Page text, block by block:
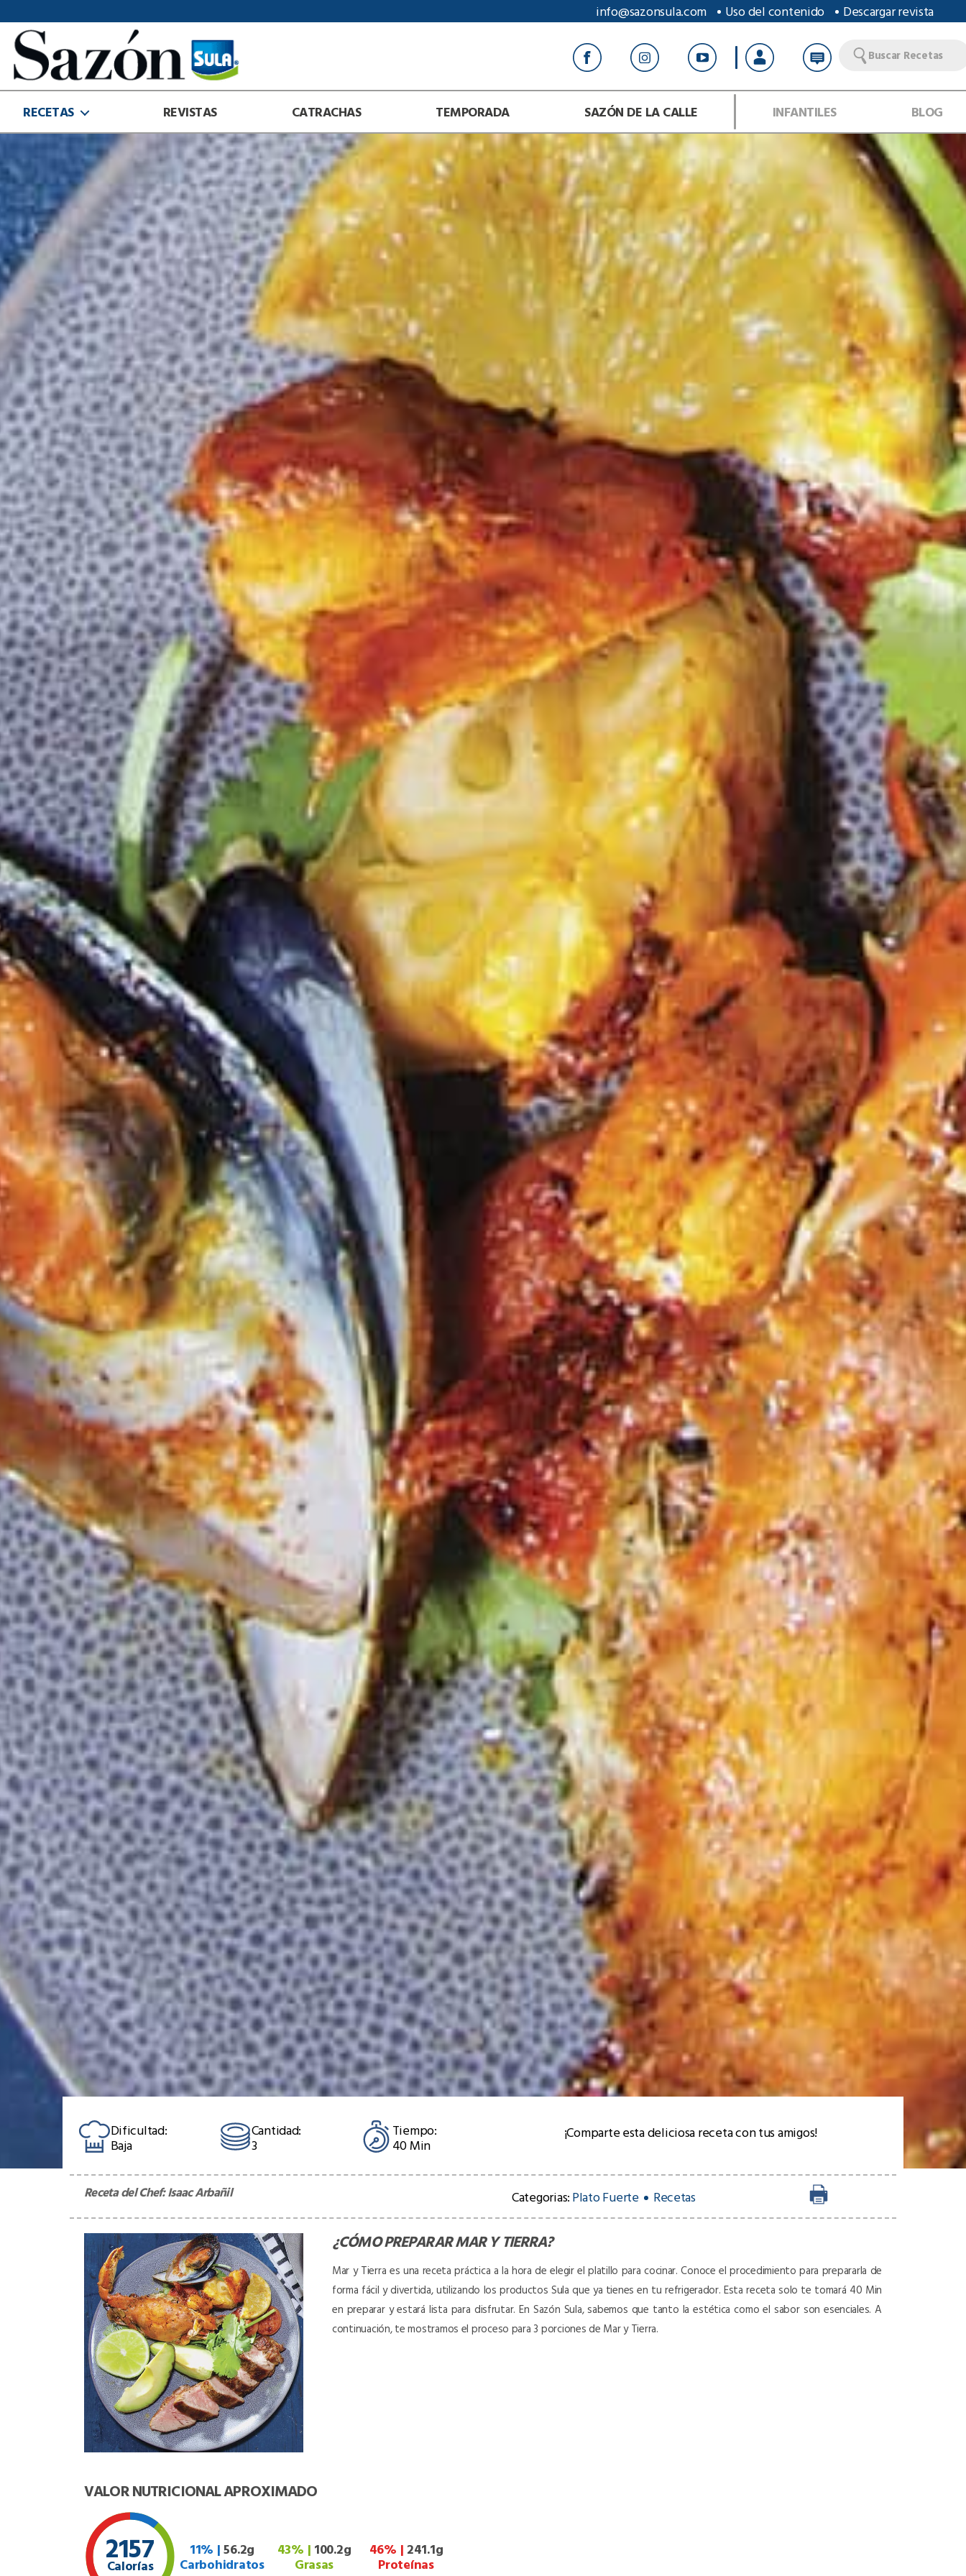
info@sazonsula.com Uso del contenido Descargar revista
Sazón
Sula
Buscar Recetas
RECETAS REVISTAS CATRACHAS TEMPORADA SAZÓN DE LA CALLE INFANTILES BLOG
Dificultad:
Baja
Cantidad:
3
Tiempo:
40 Min
¡Comparte esta deliciosa receta con tus amigos!
Receta del Chef:Isaac Arbañil Categorias:Plato Fuerte Recetas
¿CÓMO PREPARARMAR Y TIERRA?
Mar y Tierra es una receta práctica a la hora de elegir el platillo para cocinar. Conoce el procedimiento para prepararla de
forma fácil y divertida, utilizando los productos Sula que ya tienes en tu refrigerador. Esta receta solo te tomará 40 Min
en preparar y estará lista para disfrutar. En Sazón Sula, sabemos que tanto la estética como el sabor son esenciales. A
continuación, te mostramos el proceso para 3 porciones de Mar y Tierra.
VALOR NUTRICIONAL APROXIMADO
2157
Calorías
11% |56.2g
Carbohidratos
43% | 100.2g
Grasas
46% | 241.1g
Proteínas